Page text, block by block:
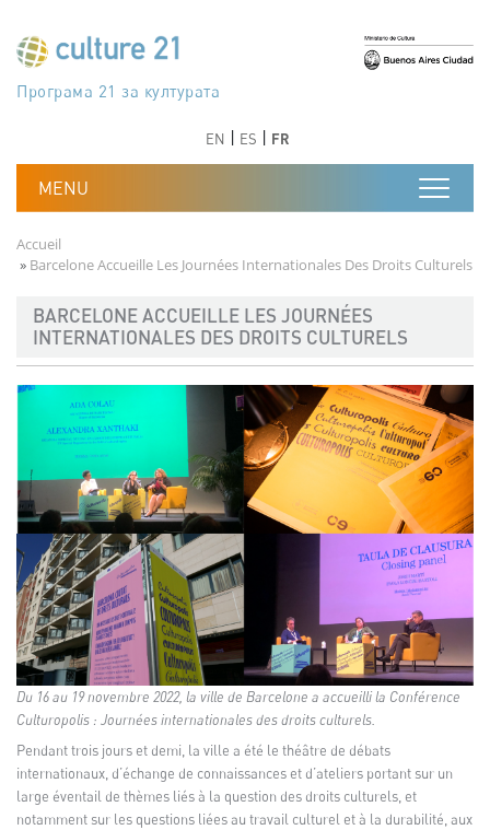
جدول أعمال القرن 21 للثقافة
Програма 21 за културата
Agenda 21 de la cultura
Agjenda 21 për kulturë
Agenda 21 van cultuur
Agenda 21 for culture
Kulturaren Agenda 21
Agenda 21 de la culture
Axenda 21 da cultura
Agenda 21 für Kultur
Agenda 21 della cultura
文化のためのアジェンダ21
دستورکار 21 برای فرهنگ
Agenda 21 dla kultury
Agenda 21 da cultura
Повестка дня 21 для культуры
Agenda 21 za kulturu
Agenda 21 de la cultura
Agenda 21 för kulturen
Kültür için Gündem 21
Порядок денний 21 для культури
EN ES FR
Fil d'Ariane
Accueil
Barcelone Accueille Les Journées Internationales Des Droits Culturels
BARCELONE ACCUEILLE LES JOURNÉES
INTERNATIONALES DES DROITS CULTURELS
Du 16 au 19 novembre 2022, la ville de Barcelone a accueilli la Conférence
Culturopolis : Journées internationales des droits culturels.
Pendant trois jours et demi, la ville a été le théâtre de débats
internationaux, d’échange de connaissances et d’ateliers portant sur un
large éventail de thèmes liés à la question des droits culturels, et
notamment sur les questions liées au travail culturel et à la durabilité, aux